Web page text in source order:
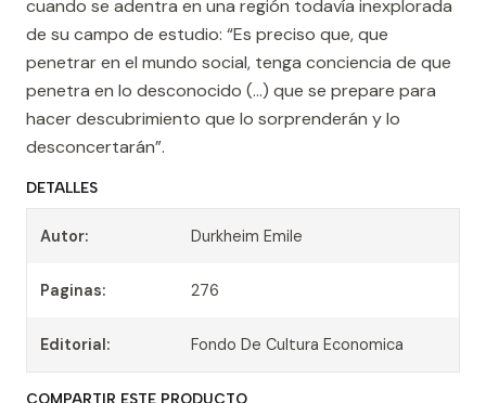
cuando se adentra en una región todavía inexplorada
de su campo de estudio: “Es preciso que, que
penetrar en el mundo social, tenga conciencia de que
penetra en lo desconocido (…) que se prepare para
hacer descubrimiento que lo sorprenderán y lo
desconcertarán”.
DETALLES
Autor: Durkheim Emile
Paginas: 276
Editorial: Fondo De Cultura Economica
COMPARTIR ESTE PRODUCTO